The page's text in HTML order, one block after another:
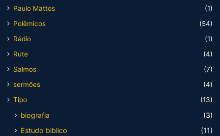
Paulo Mattos
(1)
Polêmicos
(54)
Rádio
(1)
Rute
(4)
Salmos
(7)
sermões
(4)
Tipo
(13)
biografia
(3)
Estudo biblico
(11)